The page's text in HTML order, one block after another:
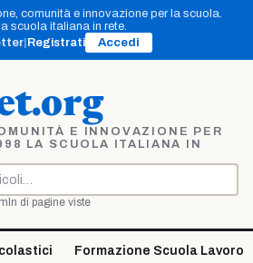
comunità e innovazione per la scuola.
scuola italiana in rete.
Registrati Accedi
E INNOVAZIONE PER
LA SCUOLA ITALIANA IN
di pagine viste
Formazione Scuola Lavoro